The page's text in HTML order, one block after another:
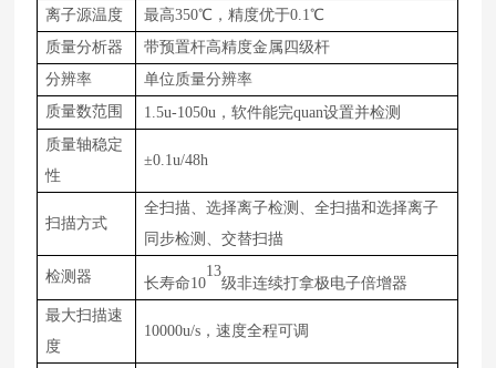
离子源温度
最高350℃，精度优于0 .1℃
质量分析器
带预置杆高精度金属四级杆
分辨率
单位质量分辨率
质量数范围
1 .5u-1050u，软件能完quan设置并检测
质量轴稳定
性
±0 .1u/48h
扫描方式
全扫描、选择离子检测、全扫描和选择离子
同步检测、交替扫描
检测器 长寿命10
13
级非连续打拿极电子倍增器
最大扫描速
度
10000u/s，速度全程可调